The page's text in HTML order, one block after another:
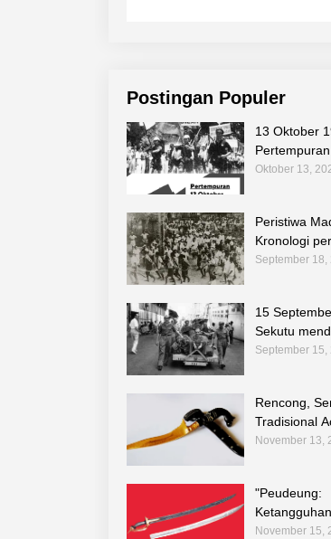
Postingan Populer
13 Oktober
Area Sebagi
Oktober 13,
Peristiwa
Kronologi
sejarah
September 18,
15
Sekutu
pasukannya
September 15,
Rencong,
Tradisional
Warisan
November 13,
"Peudeung:
Tradisional
November 15,